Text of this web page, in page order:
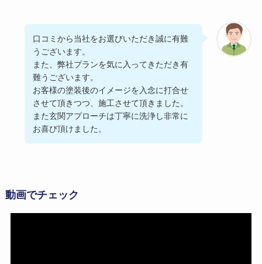
口コミから当社をお選びいただき誠に有難
うございます。
また、弊社プランを気に入ってきただき有
難うございます。
お客様の塗装後のイメージを入念に打合せ
させて頂きつつ、施工させて頂きました。
また玄関アプローチは丁寧に洗浄し非常に
お喜び頂けました。
動画でチェック